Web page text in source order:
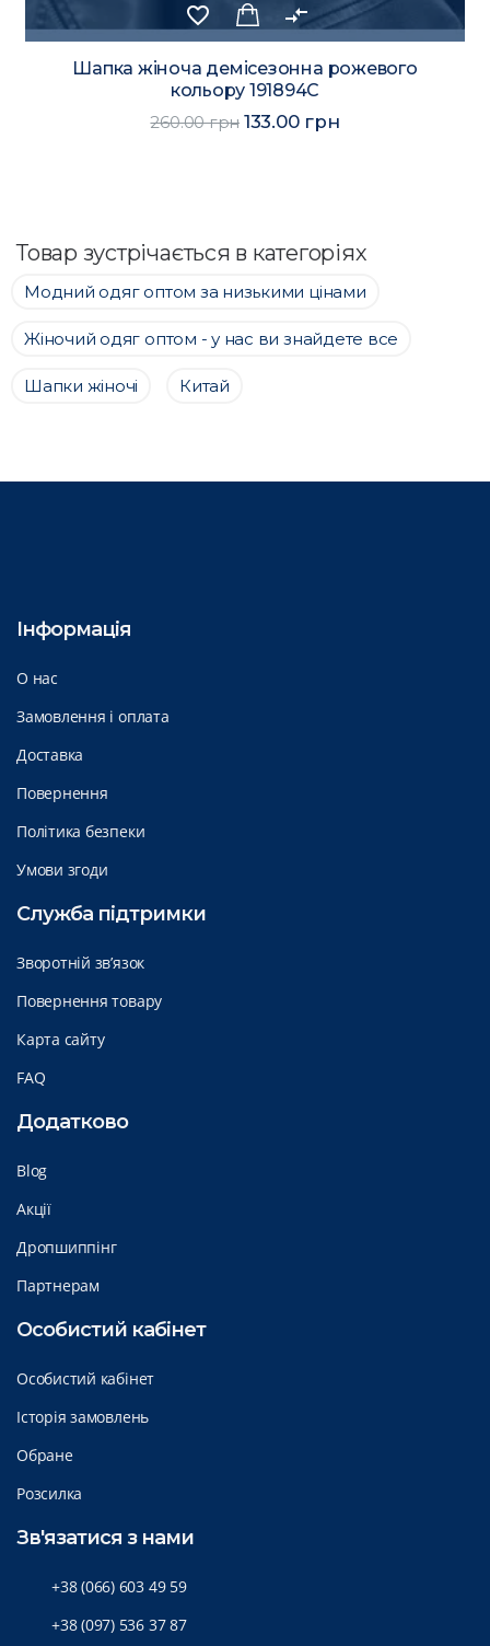
favorite_border compare_arrows
Шапка жіноча демісезонна сірого кольору
191898C
247.00 грн
Товар зустрічається в категоріях
Модний одяг оптом за низькими цінами
Жіночий одяг оптом - у нас ви знайдете все
Шапки жіночі Китай
Інформація
О нас
Замовлення і оплата
Доставка
Повернення
Політика безпеки
Умови згоди
Служба підтримки
Зворотній зв’язок
Повернення товару
Карта сайту
FAQ
Додатково
Blog
Акції
Дропшиппінг
Партнерам
Особистий кабінет
Особистий кабінет
Історія замовлень
Обране
Розсилка
Зв'язатися з нами
+38 (066) 603 49 59
+38 (097) 536 37 87